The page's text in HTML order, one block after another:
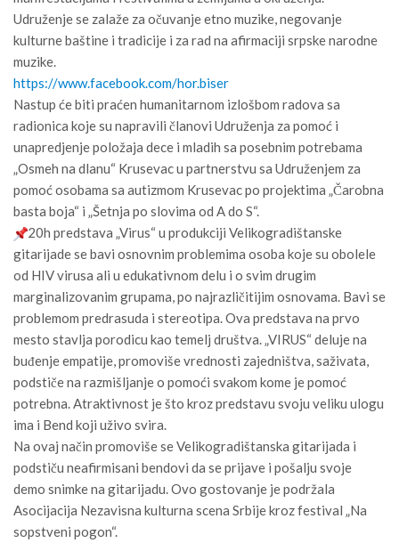
Udruženje se zalaže za očuvanje etno muzike, negovanje
kulturne baštine i tradicije i za rad na afirmaciji srpske narodne
muzike.
https://www.facebook.com/hor.biser
Nastup će biti praćen humanitarnom izlošbom radova sa
radionica koje su napravili članovi Udruženja za pomoć i
unapredjenje položaja dece i mladih sa posebnim potrebama
„Osmeh na dlanu“ Krusevac u partnerstvu sa Udruženjem za
pomoć osobama sa autizmom Krusevac po projektima „Čarobna
basta boja“ i „Šetnja po slovima od A do S“.
20h predstava „Virus“ u produkciji Velikogradištanske
gitarijade se bavi osnovnim problemima osoba koje su obolele
od HIV virusa ali u edukativnom delu i o svim drugim
marginalizovanim grupama, po najrazličitijim osnovama. Bavi se
problemom predrasuda i stereotipa. Ova predstava na prvo
mesto stavlja porodicu kao temelj društva. „VIRUS“ deluje na
buđenje empatije, promoviše vrednosti zajedništva, saživata,
podstiče na razmišljanje o pomoći svakom kome je pomoć
potrebna. Atraktivnost je što kroz predstavu svoju veliku ulogu
ima i Bend koji uživo svira.
Na ovaj način promoviše se Velikogradištanska gitarijada i
podstiču neafirmisani bendovi da se prijave i pošalju svoje
demo snimke na gitarijadu. Ovo gostovanje je podržala
Asocijacija Nezavisna kulturna scena Srbije kroz festival „Na
sopstveni pogon“.